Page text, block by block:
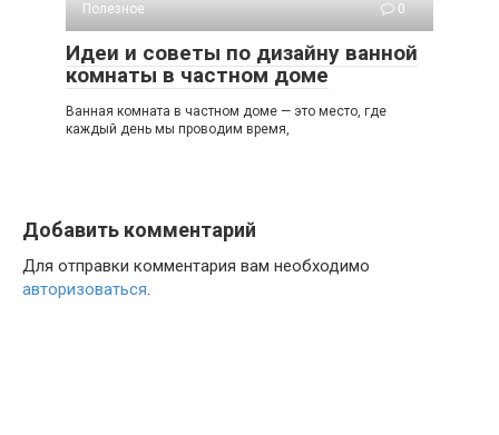
Полезное
0
Идеи и советы по дизайну ванной
комнаты в частном доме
Ванная комната в частном доме — это место, где
каждый день мы проводим время,
Добавить комментарий
Для отправки комментария вам необходимо
авторизоваться.